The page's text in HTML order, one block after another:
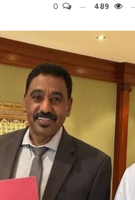
489